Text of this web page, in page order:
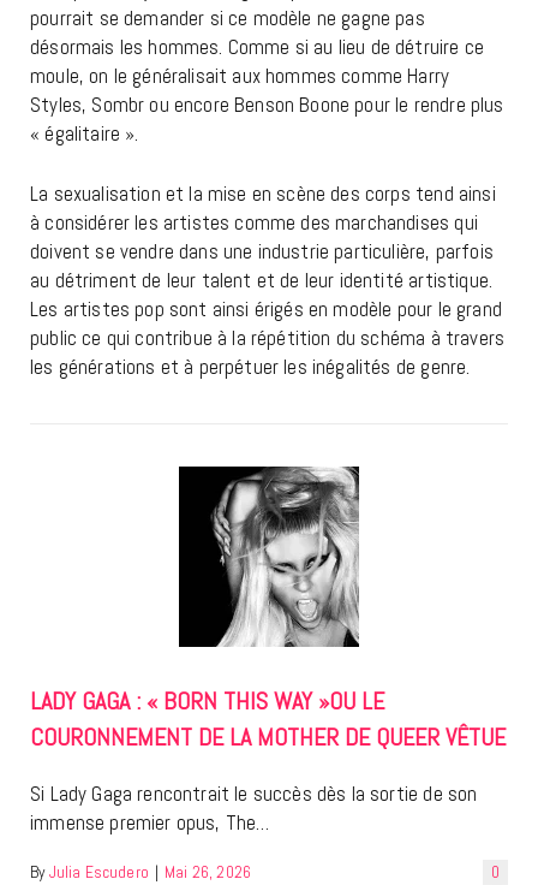
pourrait se demander si ce modèle ne gagne pas
désormais les hommes. Comme si au lieu de détruire ce
moule, on le généralisait aux hommes comme Harry
Styles, Sombr ou encore Benson Boone pour le rendre plus
« égalitaire ».
La sexualisation et la mise en scène des corps tend ainsi
à considérer les artistes comme des marchandises qui
doivent se vendre dans une industrie particulière, parfois
au détriment de leur talent et de leur identité artistique.
Les artistes pop sont ainsi érigés en modèle pour le grand
public ce qui contribue à la répétition du schéma à travers
les générations et à perpétuer les inégalités de genre.
LADY GAGA : « BORN THIS WAY »OU LE
COURONNEMENT DE LA MOTHER DE QUEER VÊTUE
Si Lady Gaga rencontrait le succès dès la sortie de son
immense premier opus, The…
0
By Julia Escudero Mai 26, 2026